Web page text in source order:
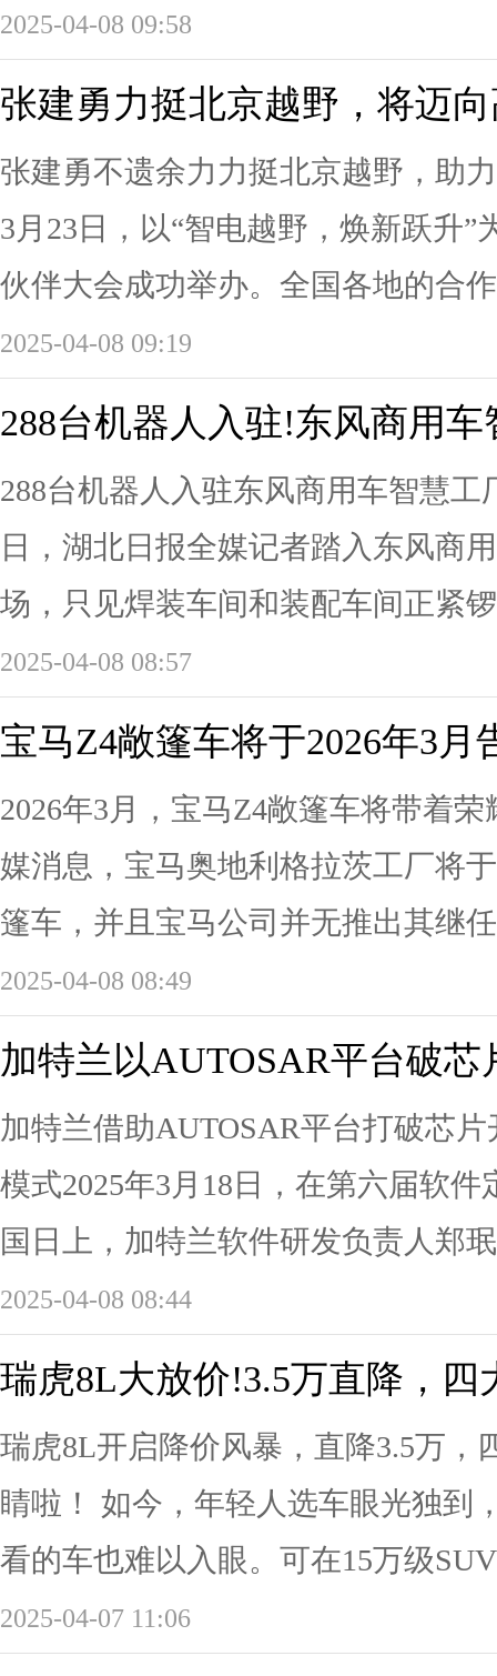
2025-04-08 09:58
张建勇力挺北京越野，将迈
张建勇不遗余力力挺北京越野，助
3月23日，以“智电越野，焕新跃升”
伙伴大会成功举办。全国各地的合
2025-04-08 09:19
288台机器人入驻!东风商用
288台机器人入驻东风商用车智慧
日，湖北日报全媒记者踏入东风商
场，只见焊装车间和装配车间正紧
2025-04-08 08:57
宝马Z4敞篷车将于2026年3月
2026年3月，宝马Z4敞篷车将带着
媒消息，宝马奥地利格拉茨工厂将
篷车，并且宝马公司并无推出其继
2025-04-08 08:49
加特兰以AUTOSAR平台破芯
加特兰借助AUTOSAR平台打破芯
模式2025年3月18日，在第六届软
国日上，加特兰软件研发负责人郑
2025-04-08 08:44
瑞虎8L大放价!3.5万直降，四
瑞虎8L开启降价风暴，直降3.5万，
睛啦！ 如今，年轻人选车眼光独到
看的车也难以入眼。可在15万级
2025-04-07 11:06